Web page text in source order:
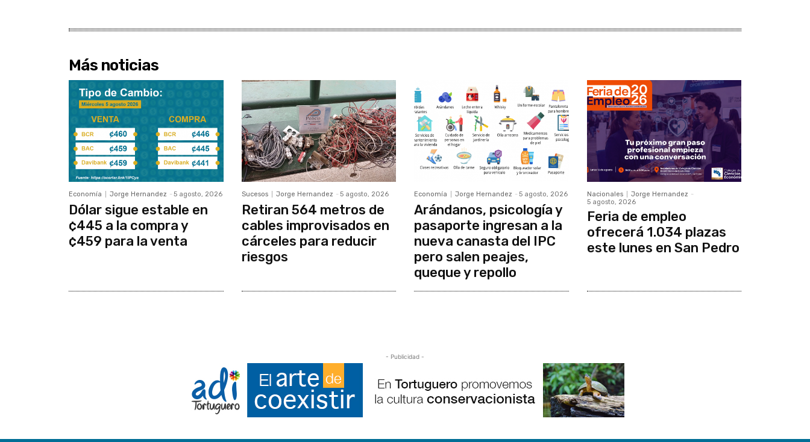
Más noticias
Economía Jorge Hernandez - 5 agosto, 2026
Dólar sigue estable en
¢445 a la compra y
¢459 para la venta
Sucesos Jorge Hernandez - 5 agosto, 2026
Retiran 564 metros de
cables improvisados en
cárceles para reducir
riesgos
Economía Jorge Hernandez - 5 agosto, 2026
Arándanos, psicología y
pasaporte ingresan a la
nueva canasta del IPC
pero salen peajes,
queque y repollo
Nacionales Jorge Hernandez -
5 agosto, 2026
Feria de empleo
ofrecerá 1.034 plazas
este lunes en San Pedro
- Publicidad -